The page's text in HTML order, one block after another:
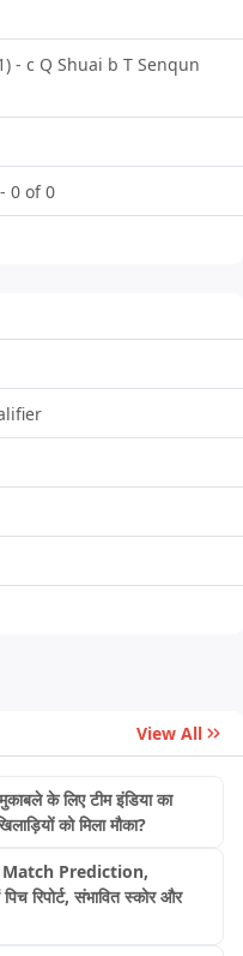
- c Q Shuai b T Senqun
0 of 0
View All
के लिए टीम इंडिया का
को मिला मौका?
Match Prediction,
रिपोर्ट, संभावित स्कोर और